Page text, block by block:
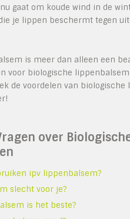
gaat om koude wind in de
je lippen beschermt tegen
is meer dan alleen een
voor biologische
de voordelen van
over
ipv lippenbalsem?
slecht voor je?
is het beste?